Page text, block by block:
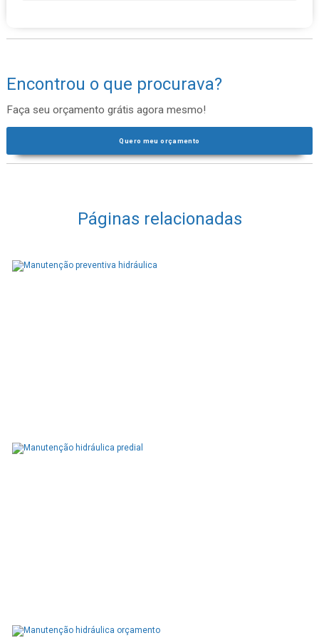
Encontrou o que procurava?
Faça seu orçamento grátis agora mesmo!
Quero meu orçamento
Páginas relacionadas